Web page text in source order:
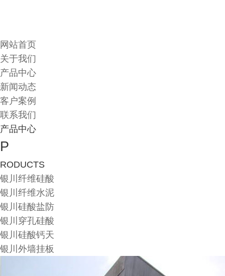
网站首页
关于我们
产品中心
新闻动态
客户案例
联系我们
产品中心
P
RODUCTS
银川纤维硅酸
银川纤维水泥
银川硅酸盐防
银川穿孔硅酸
银川硅酸钙天
银川外墙挂板